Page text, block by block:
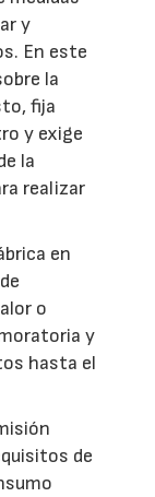
y
En este
la
fija
y exige
la
realizar
en
o
y
hasta el
de